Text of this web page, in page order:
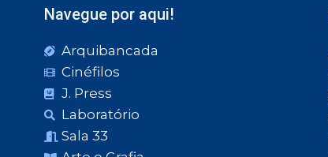
Navegue por aqui!
Arquibancada
Cinéfilos
J. Press
Laboratório
Sala 33